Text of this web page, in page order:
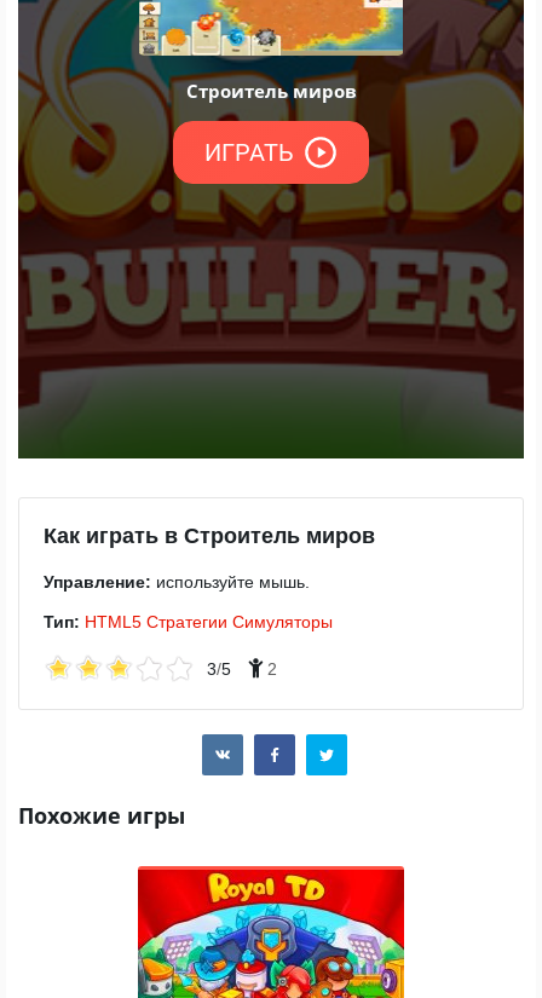
Как играть в Строитель миров
Управление: используйте мышь.
Тип: HTML5 Стратегии Симуляторы
3/5 2
Похожие игры